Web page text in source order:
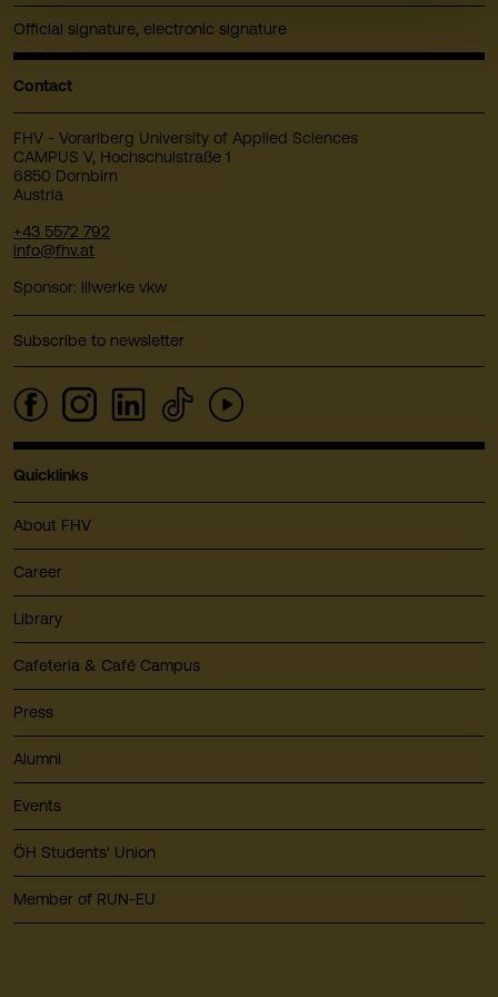
Official signature, electronic signature
Contact
FHV - Vorarlberg University of Applied Sciences
CAMPUS V, Hochschulstraße 1
6850 Dornbirn
Austria
+43 5572 792
info@fhv.at
Sponsor: illwerke vkw
Subscribe to newsletter
Quicklinks
About FHV
Career
Library
Cafeteria & Café Campus
Press
Alumni
Events
ÖH Students' Union
Member of RUN-EU